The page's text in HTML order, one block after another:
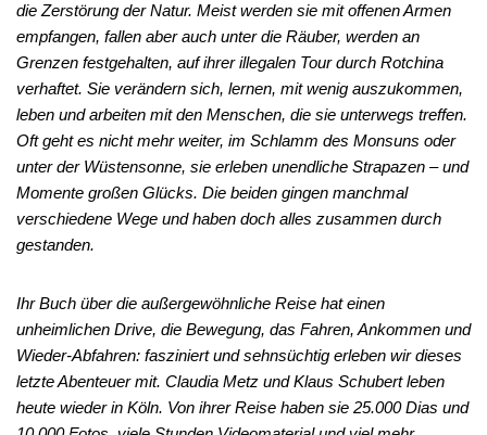
die Zerstörung der Natur. Meist werden sie mit offenen Armen
empfangen, fallen aber auch unter die Räuber, werden an
Grenzen festgehalten, auf ihrer illegalen Tour durch Rotchina
verhaftet. Sie verändern sich, lernen, mit wenig auszukommen,
leben und arbeiten mit den Menschen, die sie unterwegs treffen.
Oft geht es nicht mehr weiter, im Schlamm des Monsuns oder
unter der Wüstensonne, sie erleben unendliche Strapazen – und
Momente großen Glücks. Die beiden gingen manchmal
verschiedene Wege und haben doch alles zusammen durch
gestanden.
Ihr Buch über die außergewöhnliche Reise hat einen
unheimlichen Drive, die Bewegung, das Fahren, Ankommen und
Wieder-Abfahren: fasziniert und sehnsüchtig erleben wir dieses
letzte Abenteuer mit. Claudia Metz und Klaus Schubert leben
heute wieder in Köln. Von ihrer Reise haben sie 25.000 Dias und